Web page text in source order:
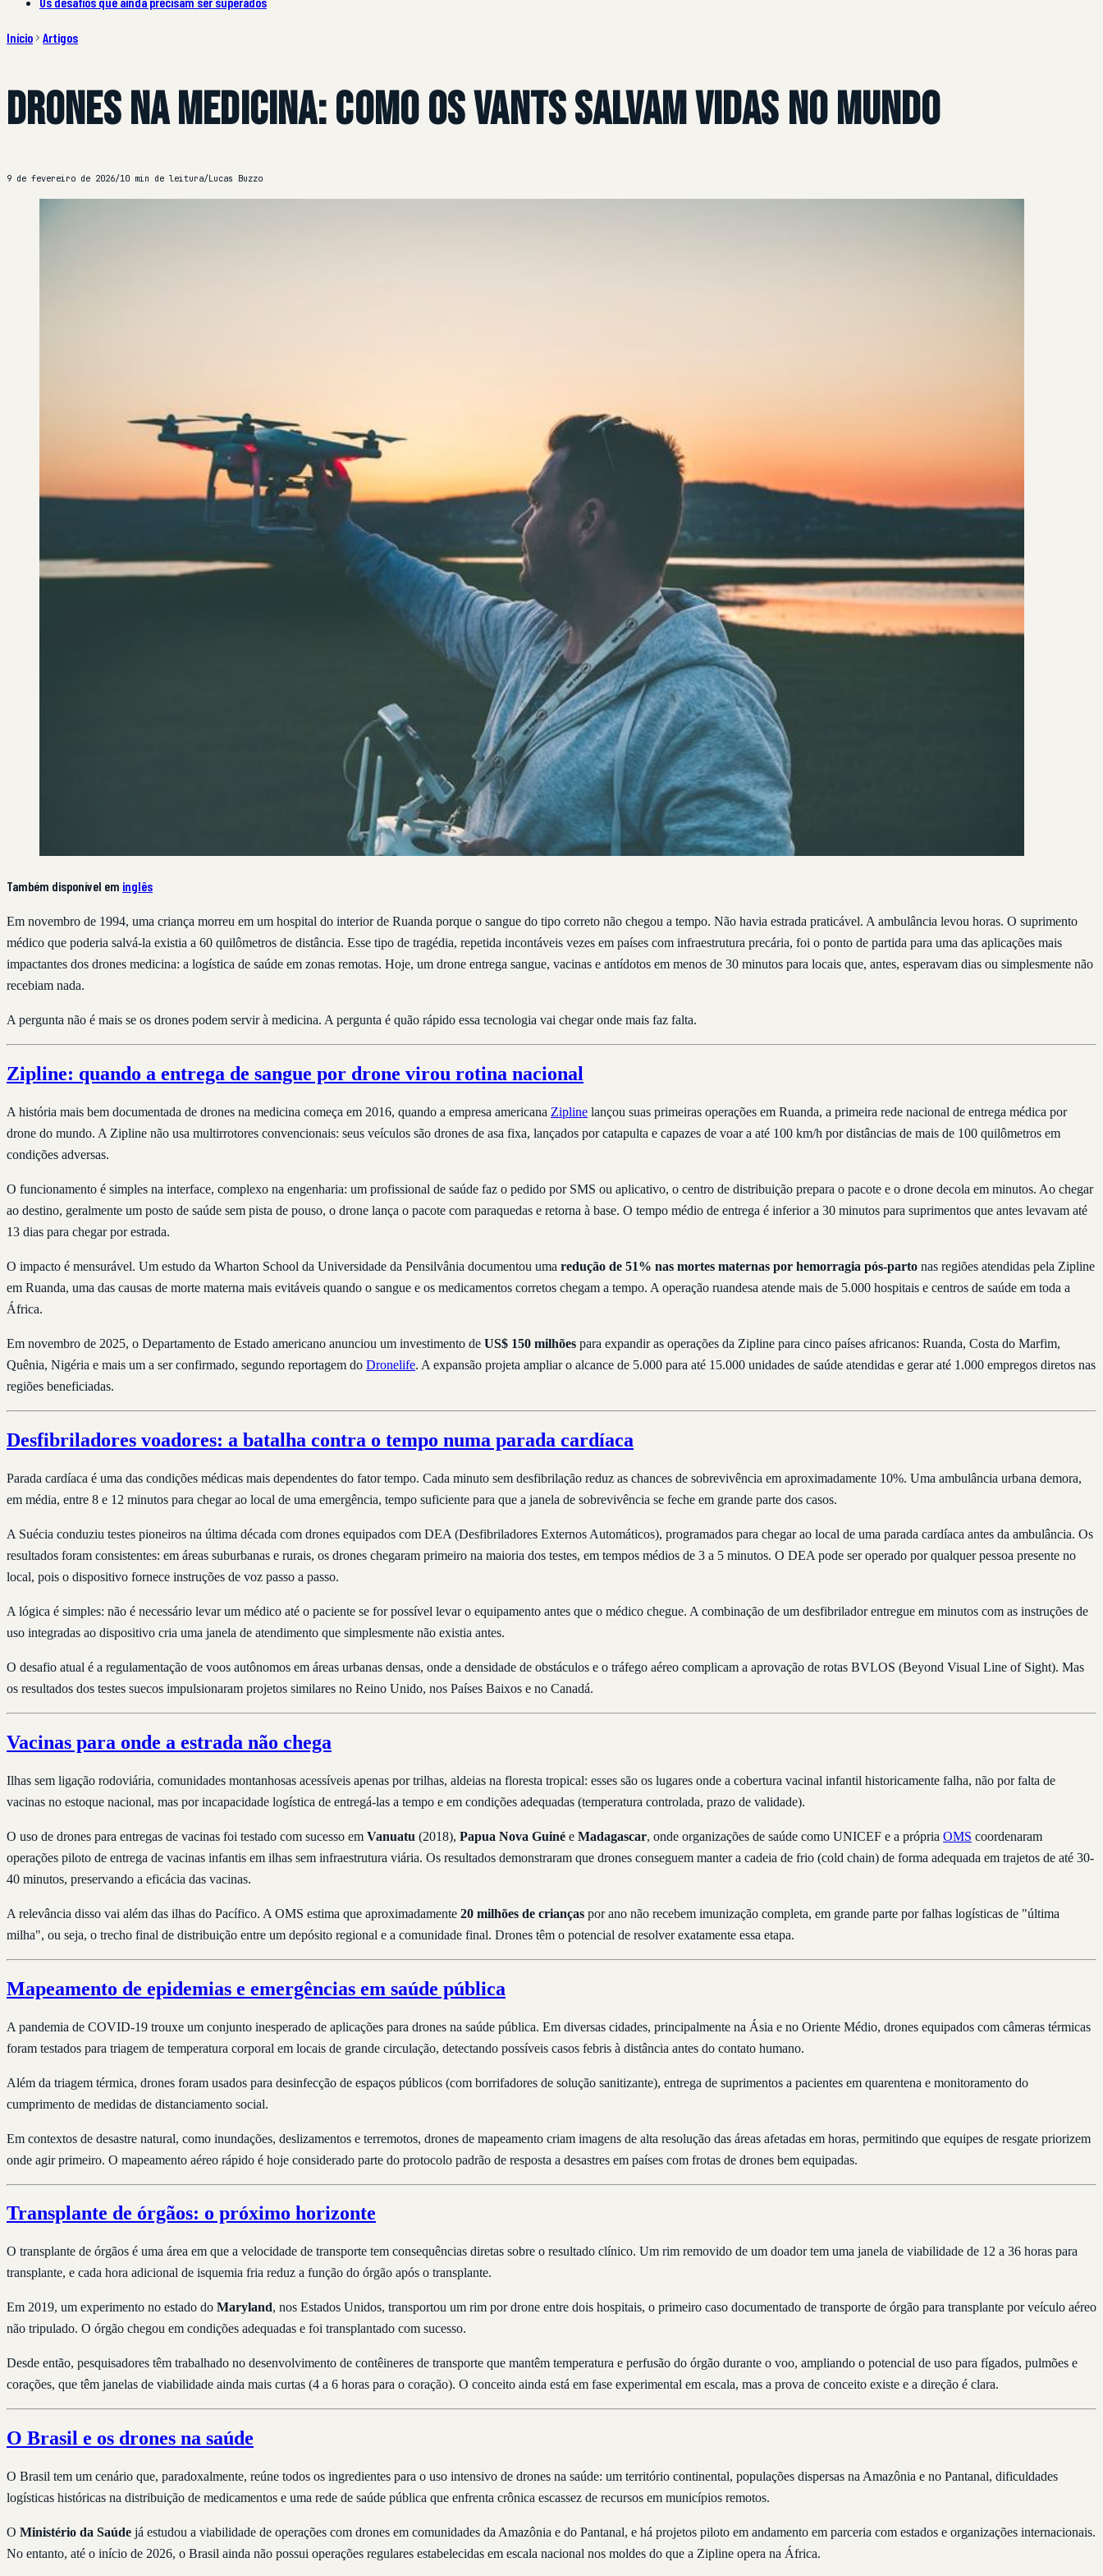
Início Artigos
Drones na medicina: como os VANTs salvam vidas no mundo
9 de fevereiro de 2026/10 min de leitura/Lucas Buzzo
Também disponível em inglês
Em novembro de 1994, uma criança morreu em um hospital do interior de Ruanda porque o sangue do tipo correto não chegou a tempo. Não havia estrada praticável. A ambulância levou horas. O suprimento
médico que poderia salvá-la existia a 60 quilômetros de distância. Esse tipo de tragédia, repetida incontáveis vezes em países com infraestrutura precária, foi o ponto de partida para uma das aplicações mais
impactantes dos drones medicina: a logística de saúde em zonas remotas. Hoje, um drone entrega sangue, vacinas e antídotos em menos de 30 minutos para locais que, antes, esperavam dias ou simplesmente não
recebiam nada.
A pergunta não é mais se os drones podem servir à medicina. A pergunta é quão rápido essa tecnologia vai chegar onde mais faz falta.
Zipline: quando a entrega de sangue por drone virou rotina nacional
A história mais bem documentada de drones na medicina começa em 2016, quando a empresa americana Zipline lançou suas primeiras operações em Ruanda, a primeira rede nacional de entrega médica por
drone do mundo. A Zipline não usa multirrotores convencionais: seus veículos são drones de asa fixa, lançados por catapulta e capazes de voar a até 100 km/h por distâncias de mais de 100 quilômetros em
condições adversas.
O funcionamento é simples na interface, complexo na engenharia: um profissional de saúde faz o pedido por SMS ou aplicativo, o centro de distribuição prepara o pacote e o drone decola em minutos. Ao chegar
ao destino, geralmente um posto de saúde sem pista de pouso, o drone lança o pacote com paraquedas e retorna à base. O tempo médio de entrega é inferior a 30 minutos para suprimentos que antes levavam até
13 dias para chegar por estrada.
O impacto é mensurável. Um estudo da Wharton School da Universidade da Pensilvânia documentou uma redução de 51% nas mortes maternas por hemorragia pós-parto nas regiões atendidas pela Zipline
em Ruanda, uma das causas de morte materna mais evitáveis quando o sangue e os medicamentos corretos chegam a tempo. A operação ruandesa atende mais de 5.000 hospitais e centros de saúde em toda a
África.
Em novembro de 2025, o Departamento de Estado americano anunciou um investimento de US$ 150 milhões para expandir as operações da Zipline para cinco países africanos: Ruanda, Costa do Marfim,
Quênia, Nigéria e mais um a ser confirmado, segundo reportagem do Dronelife. A expansão projeta ampliar o alcance de 5.000 para até 15.000 unidades de saúde atendidas e gerar até 1.000 empregos diretos nas
regiões beneficiadas.
Desfibriladores voadores: a batalha contra o tempo numa parada cardíaca
Parada cardíaca é uma das condições médicas mais dependentes do fator tempo. Cada minuto sem desfibrilação reduz as chances de sobrevivência em aproximadamente 10%. Uma ambulância urbana demora,
em média, entre 8 e 12 minutos para chegar ao local de uma emergência, tempo suficiente para que a janela de sobrevivência se feche em grande parte dos casos.
A Suécia conduziu testes pioneiros na última década com drones equipados com DEA (Desfibriladores Externos Automáticos), programados para chegar ao local de uma parada cardíaca antes da ambulância. Os
resultados foram consistentes: em áreas suburbanas e rurais, os drones chegaram primeiro na maioria dos testes, em tempos médios de 3 a 5 minutos. O DEA pode ser operado por qualquer pessoa presente no
local, pois o dispositivo fornece instruções de voz passo a passo.
A lógica é simples: não é necessário levar um médico até o paciente se for possível levar o equipamento antes que o médico chegue. A combinação de um desfibrilador entregue em minutos com as instruções de
uso integradas ao dispositivo cria uma janela de atendimento que simplesmente não existia antes.
O desafio atual é a regulamentação de voos autônomos em áreas urbanas densas, onde a densidade de obstáculos e o tráfego aéreo complicam a aprovação de rotas BVLOS (Beyond Visual Line of Sight). Mas
os resultados dos testes suecos impulsionaram projetos similares no Reino Unido, nos Países Baixos e no Canadá.
Vacinas para onde a estrada não chega
Ilhas sem ligação rodoviária, comunidades montanhosas acessíveis apenas por trilhas, aldeias na floresta tropical: esses são os lugares onde a cobertura vacinal infantil historicamente falha, não por falta de
vacinas no estoque nacional, mas por incapacidade logística de entregá-las a tempo e em condições adequadas (temperatura controlada, prazo de validade).
O uso de drones para entregas de vacinas foi testado com sucesso em Vanuatu (2018), Papua Nova Guiné e Madagascar, onde organizações de saúde como UNICEF e a própria OMS coordenaram
operações piloto de entrega de vacinas infantis em ilhas sem infraestrutura viária. Os resultados demonstraram que drones conseguem manter a cadeia de frio (cold chain) de forma adequada em trajetos de até 30-
40 minutos, preservando a eficácia das vacinas.
A relevância disso vai além das ilhas do Pacífico. A OMS estima que aproximadamente 20 milhões de crianças por ano não recebem imunização completa, em grande parte por falhas logísticas de "última
milha", ou seja, o trecho final de distribuição entre um depósito regional e a comunidade final. Drones têm o potencial de resolver exatamente essa etapa.
Mapeamento de epidemias e emergências em saúde pública
A pandemia de COVID-19 trouxe um conjunto inesperado de aplicações para drones na saúde pública. Em diversas cidades, principalmente na Ásia e no Oriente Médio, drones equipados com câmeras térmicas
foram testados para triagem de temperatura corporal em locais de grande circulação, detectando possíveis casos febris à distância antes do contato humano.
Além da triagem térmica, drones foram usados para desinfecção de espaços públicos (com borrifadores de solução sanitizante), entrega de suprimentos a pacientes em quarentena e monitoramento do
cumprimento de medidas de distanciamento social.
Em contextos de desastre natural, como inundações, deslizamentos e terremotos, drones de mapeamento criam imagens de alta resolução das áreas afetadas em horas, permitindo que equipes de resgate priorizem
onde agir primeiro. O mapeamento aéreo rápido é hoje considerado parte do protocolo padrão de resposta a desastres em países com frotas de drones bem equipadas.
Transplante de órgãos: o próximo horizonte
O transplante de órgãos é uma área em que a velocidade de transporte tem consequências diretas sobre o resultado clínico. Um rim removido de um doador tem uma janela de viabilidade de 12 a 36 horas para
transplante, e cada hora adicional de isquemia fria reduz a função do órgão após o transplante.
Em 2019, um experimento no estado do Maryland, nos Estados Unidos, transportou um rim por drone entre dois hospitais, o primeiro caso documentado de transporte de órgão para transplante por veículo aéreo
não tripulado. O órgão chegou em condições adequadas e foi transplantado com sucesso.
Desde então, pesquisadores têm trabalhado no desenvolvimento de contêineres de transporte que mantêm temperatura e perfusão do órgão durante o voo, ampliando o potencial de uso para fígados, pulmões e
corações, que têm janelas de viabilidade ainda mais curtas (4 a 6 horas para o coração). O conceito ainda está em fase experimental em escala, mas a prova de conceito existe e a direção é clara.
O Brasil e os drones na saúde
O Brasil tem um cenário que, paradoxalmente, reúne todos os ingredientes para o uso intensivo de drones na saúde: um território continental, populações dispersas na Amazônia e no Pantanal, dificuldades
logísticas históricas na distribuição de medicamentos e uma rede de saúde pública que enfrenta crônica escassez de recursos em municípios remotos.
O Ministério da Saúde já estudou a viabilidade de operações com drones em comunidades da Amazônia e do Pantanal, e há projetos piloto em andamento em parceria com estados e organizações internacionais.
No entanto, até o início de 2026, o Brasil ainda não possui operações regulares estabelecidas em escala nacional nos moldes do que a Zipline opera na África.